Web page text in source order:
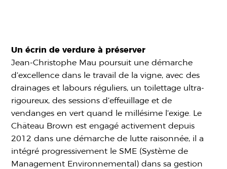
Un écrin de verdure à préserver
Jean-Christophe Mau poursuit une démarche
d’excellence dans le travail de la vigne, avec des
drainages et labours réguliers, un toilettage ultra-
rigoureux, des sessions d’effeuillage et de
vendanges en vert quand le millésime l’exige. Le
Château Brown est engagé activement depuis
2012 dans une démarche de lutte raisonnée, il a
intégré progressivement le SME (Système de
Management Environnemental) dans sa gestion